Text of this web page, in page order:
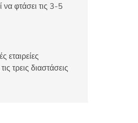
φτάσει τις 3-5
εταιρείες
τρεις διαστάσεις